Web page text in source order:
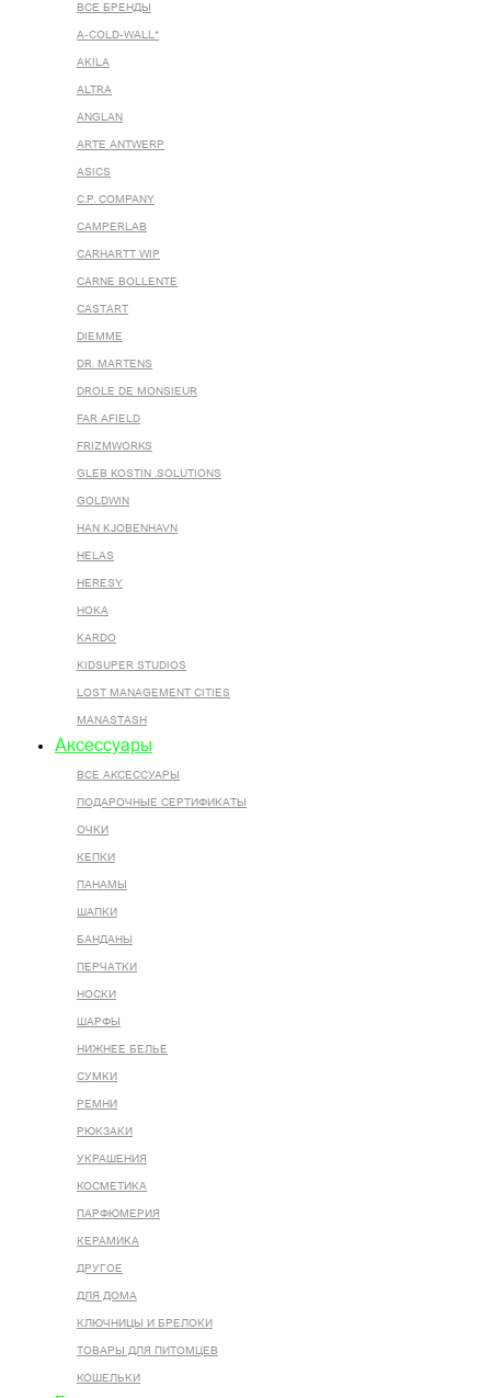
ВСЕ БРЕНДЫ
A-COLD-WALL*
AKILA
ALTRA
ANGLAN
ARTE ANTWERP
ASICS
C.P. COMPANY
CAMPERLAB
CARHARTT WIP
CARNE BOLLENTE
CASTART
DIEMME
DR. MARTENS
DROLE DE MONSIEUR
FAR AFIELD
FRIZMWORKS
GLEB KOSTIN .SOLUTIONS
GOLDWIN
HAN KJOBENHAVN
HELAS
HERESY
HOKA
KARDO
KIDSUPER STUDIOS
LOST MANAGEMENT CITIES
MANASTASH
Аксессуары
ВСЕ AКСЕССУАРЫ
ПОДАРОЧНЫЕ СЕРТИФИКАТЫ
ОЧКИ
КЕПКИ
ПАНАМЫ
ШАПКИ
БАНДАНЫ
ПЕРЧАТКИ
НОСКИ
ШАРФЫ
НИЖНЕЕ БЕЛЬЕ
СУМКИ
РЕМНИ
РЮКЗАКИ
УКРАШЕНИЯ
КОСМЕТИКА
ПАРФЮМЕРИЯ
КЕРАМИКА
ДРУГОЕ
ДЛЯ ДОМА
КЛЮЧНИЦЫ И БРЕЛОКИ
ТОВАРЫ ДЛЯ ПИТОМЦЕВ
КОШЕЛЬКИ